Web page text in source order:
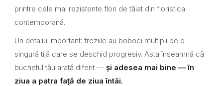
printre cele mai rezistente flori de tăiat din floristica
contemporană.
Un detaliu important: freziile au boboci multipli pe o
singură tijă care se deschid progresiv. Asta înseamnă că
buchetul tău arată diferit — și adesea mai bine — în
ziua a patra față de ziua întâi.